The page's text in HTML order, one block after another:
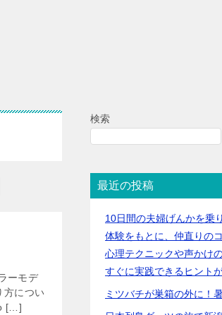
ーモデ
方につい
[…]
検索
最近の投稿
10日間の夫婦げんかを乗
体験をもとに、仲直りの
心理テクニックや声かけ
すぐに実践できるヒント
ミツバチが巣箱の外に！